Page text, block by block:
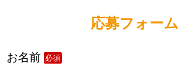
応募フォーム
お名前 必須